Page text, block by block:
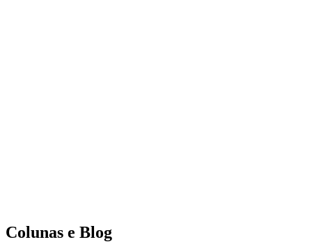
Colunas e Blog